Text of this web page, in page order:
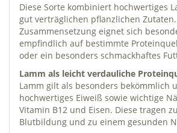
Diese Sorte kombiniert hochwertiges
gut verträglichen pflanzlichen
Zusammensetzung eignet sich
empfindlich auf bestimmte
oder ein besonders schmackhaftes
Lamm als leicht verdauliche
Lamm gilt als besonders bekömmlich
hochwertiges Eiweiß sowie wichtige
Vitamin B12 und Eisen. Diese tragen
Blutbildung und zu einem gesunden